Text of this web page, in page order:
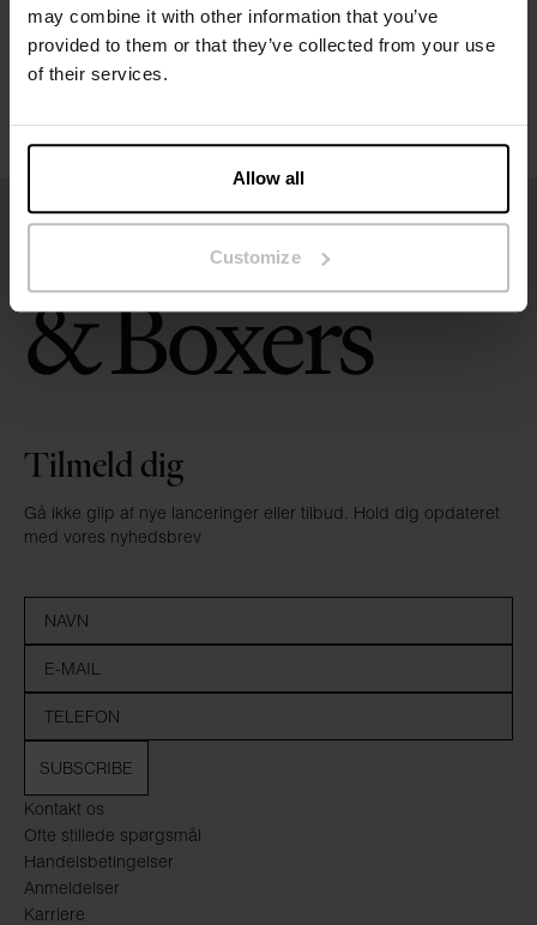
may combine it with other information that you’ve
provided to them or that they’ve collected from your use
of their services.
Allow all
Customize
Vaskeanvisninger
Kontakt os
Ofte stillede spørgsmål
Handelsbetingelser
Anmeldelser
Karriere
Tilmeld dig
Gå ikke glip af nye lanceringer eller tilbud. Hold dig opdateret
med vores nyhedsbrev
SUBSCRIBE